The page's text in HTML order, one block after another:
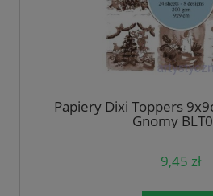
Papiery Dixi Toppers
Gnomy
9,45 zł